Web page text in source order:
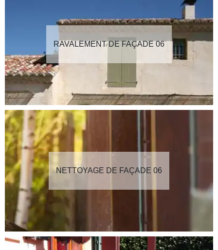
RAVALEMENT DE FAÇADE 06
NETTOYAGE DE FAÇADE 06